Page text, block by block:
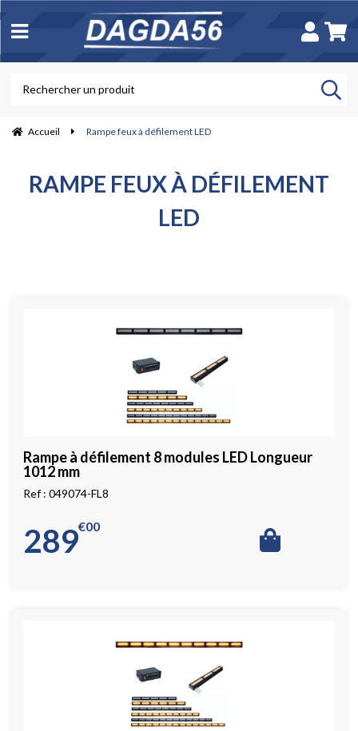
Accueil Rampe feux à défilement LED
RAMPE FEUX À DÉFILEMENT
LED
Rampe à défilement 8 modules LED Longueur
1012 mm
049074-FL8
289 00
€